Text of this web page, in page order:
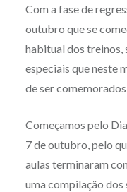
Com a fase de
outubro que se
habitual dos treinos,
especiais que neste
de ser
Começamos pelo
7 de outubro, pelo
aulas terminaram
uma compilação